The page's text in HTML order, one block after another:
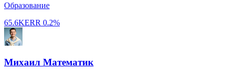
Образование
65.6KERR 0.2%
Михаил Математик